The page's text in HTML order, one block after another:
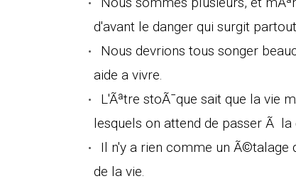
d'avant le danger qui surgit
Nous devrions tous songer
aide a vivre.
L'Ãªtre stoÃ¯que sait que la vie
lesquels on attend de passer Ã la
Il n'y a rien comme un Ã©talage
de la vie.